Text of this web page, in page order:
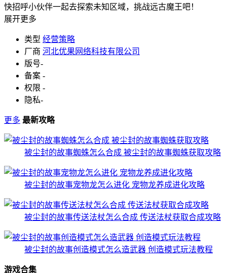
快招呼小伙伴一起去探索未知区域，挑战远古魔王吧！
展开更多
类型 经营策略
厂商 河北优果网络科技有限公司
版号-
备案 -
权限 -
隐私-
更多 最新攻略
被尘封的故事蜘蛛怎么合成 被尘封的故事蜘蛛获取攻略
被尘封的故事宠物龙怎么进化 宠物龙养成进化攻略
被尘封的故事传送法杖怎么合成 传送法杖获取合成攻略
被尘封的故事创造模式怎么造武器 创造模式玩法教程
游戏合集